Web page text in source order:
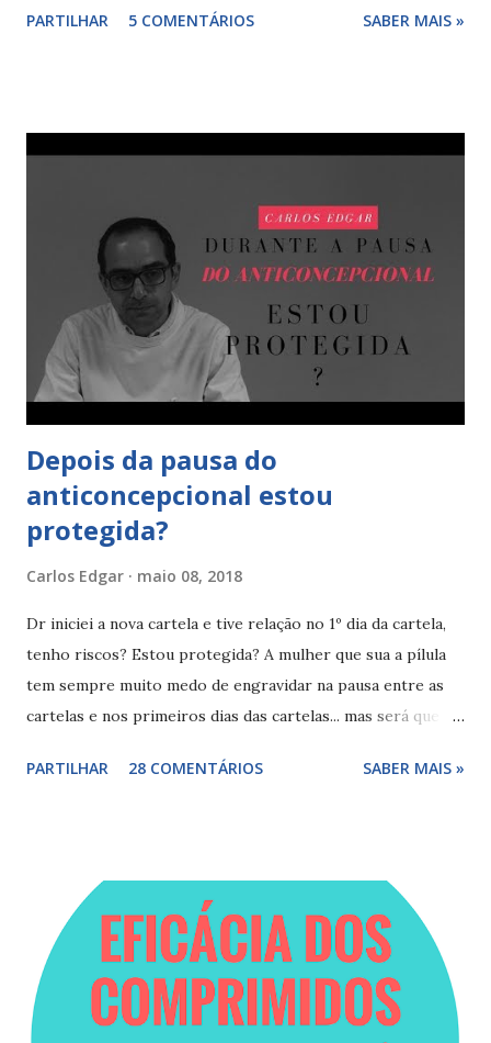
pausa e a eficácia da pílula nesta fase... será que temos
sangue o que vai impedir o surgimento da ovulação e vai
progressão dos espermatozoides evitando desta forma o
seu encontro com o óvulo. Ao atuar desta forma a pílula
consegue evitar que a mulher ovule e que os
espermatozoides "encontrem" o óvulo. Claro que podem
haver algumas situações que influenciam a protecção da
pílula , como os atrasos , os esquecimentos , os vômitos ,
diarreias ou uso de alguns medicamentos . ...
PARTILHAR 5 COMENTÁRIOS SABER MAIS »
Depois da pausa do
anticoncepcional estou
protegida?
Carlos Edgar maio 08, 2018
Dr iniciei a nova cartela e tive relação no 1º dia da cartela,
tenho riscos? Estou protegida? A mulher que sua a pílula
tem sempre muito medo de engravidar na pausa entre as
cartelas e nos primeiros dias das cartelas... mas será que
pílula anticoncepcional sem falhas a protecção da contra a
estou protegida? , e depois da pausa a mulher continua
protegida logo? Mesmo nos primeiros comprimidos da
cartela? Depois da pausa do anticoncepcional estou
protegida? Como falei se tiver tomado a pílula sem falhas,
seguindo a posologia recomendada vai estar protegida na
PARTILHAR 28 COMENTÁRIOS SABER MAIS »